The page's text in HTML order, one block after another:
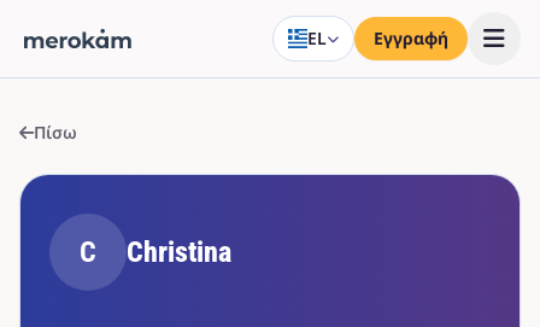
EL Εγγραφή
Πίσω
C Christina